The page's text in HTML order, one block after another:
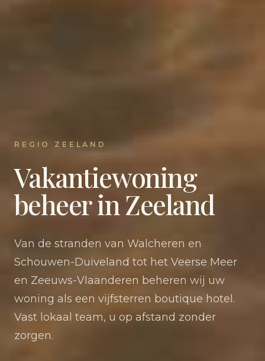
REGIO ZEELAND
Vakantiewoning
beheer in Zeeland
Van de stranden van Walcheren en
Schouwen-Duiveland tot het Veerse Meer
en Zeeuws-Vlaanderen beheren wij uw
woning als een vijfsterren boutique hotel.
Vast lokaal team, u op afstand zonder
zorgen.